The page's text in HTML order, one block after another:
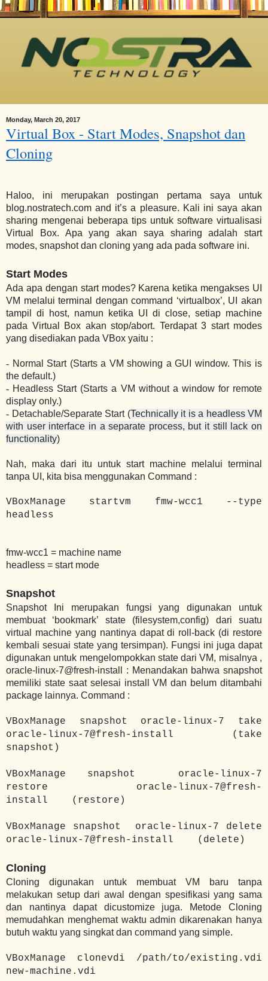
Monday, March 20, 2017
Virtual Box - Start Modes, Snapshot dan
Cloning
Haloo, ini merupakan postingan pertama saya untuk
blog.nostratech.com and it’s a pleasure. Kali ini saya akan
sharing mengenai beberapa tips untuk software virtualisasi
Virtual Box. Apa yang akan saya sharing adalah start
modes, snapshot dan cloning yang ada pada software ini.
Start Modes
Ada apa dengan start modes? Karena ketika mengakses UI
VM melalui terminal dengan command ‘virtualbox’, UI akan
tampil di host, namun ketika UI di close, setiap machine
pada Virtual Box akan stop/abort. Terdapat 3 start modes
yang disediakan pada VBox yaitu :
- Normal Start (Starts a VM showing a GUI window. This is
the default.)
- Headless Start (Starts a VM without a window for remote
display only.)
- Detachable/Separate Start (Technically it is a headless VM
with user interface in a separate process, but it still lack on
functionality)
Nah, maka dari itu untuk start machine melalui terminal
tanpa UI, kita bisa menggunakan Command :
VBoxManage startvm fmw-wcc1 --type
headless
fmw-wcc1 = machine name
headless = start mode
Snapshot
Snapshot Ini merupakan fungsi yang digunakan untuk
membuat ‘bookmark’ state (filesystem,config) dari suatu
virtual machine yang nantinya dapat di roll-back (di restore
kembali sesuai state yang tersimpan). Fungsi ini juga dapat
digunakan untuk mengelompokkan state dari VM, misalnya ,
oracle-linux-7@fresh-install : Menandakan bahwa snapshot
memiliki state saat selesai install VM dan belum ditambahi
package lainnya. Command :
VBoxManage snapshot oracle-linux-7 take
oracle-linux-7@fresh-install (take
snapshot)
VBoxManage snapshot oracle-linux-7
restore oracle-linux-7@fresh-
install (restore)
VBoxManage snapshot oracle-linux-7 delete
oracle-linux-7@fresh-install (delete)
Cloning
Cloning digunakan untuk membuat VM baru tanpa
melakukan setup dari awal dengan spesifikasi yang sama
dan nantinya dapat dicustomize juga. Metode Cloning
memudahkan menghemat waktu admin dikarenakan hanya
butuh waktu yang singkat dan command yang simple.
VBoxManage clonevdi /path/to/existing.vdi
new-machine.vdi